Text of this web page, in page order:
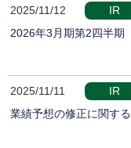
2025/11/12
IR
2026年3月期第2四半期
2025/11/11
IR
業績予想の修正に関す